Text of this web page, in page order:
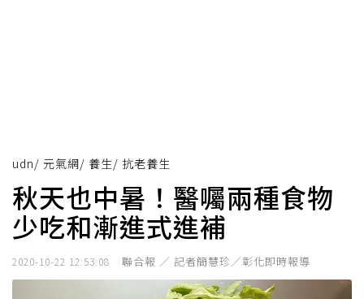
udn/ 元氣網/ 養生/ 抗老養生
秋天也中暑！醫囑兩種食物
少吃和漸進式進補
2020-10-22 12:53:08 聯合報 ／ 記者簡慧珍／彰化即時報導